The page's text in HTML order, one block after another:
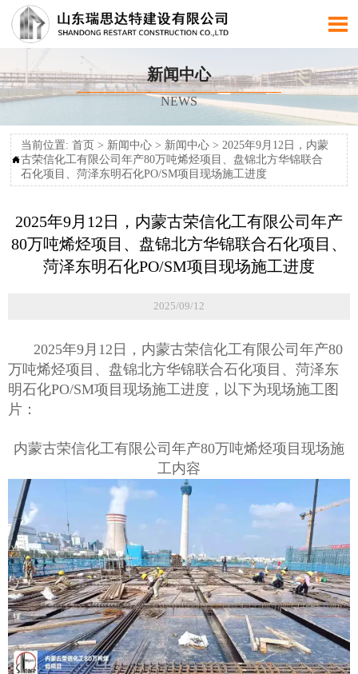

新闻中心
NEWS

当前位置:首页 > 新闻中心 > 新闻中心 > 2025年9月12日，内蒙
古荣信化工有限公司年产80万吨烯烃项目、盘锦北方华锦联合
石化项目、菏泽东明石化PO/SM项目现场施工进度
2025年9月12日，内蒙古荣信化工有限公司年产
80万吨烯烃项目、盘锦北方华锦联合石化项目、
菏泽东明石化PO/SM项目现场施工进度
2025/09/12
2025年9月12日，内蒙古荣信化工有限公司年产80
万吨烯烃项目、盘锦北方华锦联合石化项目、菏泽东
明石化PO/SM项目现场施工进度，以下为现场施工图
片：
内蒙古荣信化工有限公司年产80万吨烯烃项目现场施
工内容